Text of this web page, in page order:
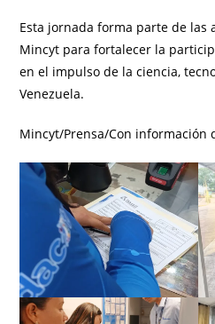
Esta jornada forma parte de las
Mincyt para fortalecer la
en el impulso de la ciencia,
Venezuela.
Mincyt/Prensa/Con información